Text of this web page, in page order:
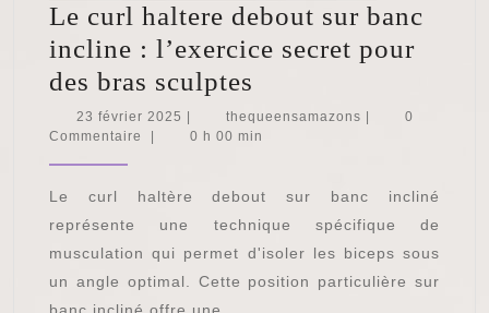
Le curl haltere debout sur banc
incline : l’exercice secret pour
des bras sculptes
curl
haltere
sur
banc
incline
23 février 2025 23
février
thequeensamazons
0
Commentaire
0 h 00 min
Le curl haltère debout sur banc incliné
représente une technique spécifique de
musculation qui permet d'isoler les biceps sous
un angle optimal. Cette position particulière sur